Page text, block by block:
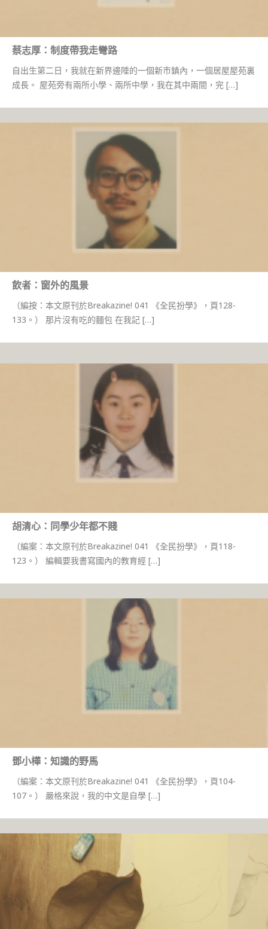
蔡志厚：制度帶我走彎路
自出生第二日，我就在新界邊陲的一個新市鎮內，一個居屋屋苑裏
成長。 屋苑旁有兩所小學、兩所中學，我在其中兩間，完 […]
飲者：窗外的風景
（編按：本文原刊於Breakazine! 041 《全民扮學》，頁128-
133。） 那片沒有吃的麵包 在我記 […]
胡清心：同學少年都不賤
（編案：本文原刊於Breakazine! 041 《全民扮學》，頁118-
123。） 編輯要我書寫國內的教育經 […]
鄧小樺：知識的野馬
（編案：本文原刊於Breakazine! 041 《全民扮學》，頁104-
107。） 嚴格來說，我的中文是自學 […]